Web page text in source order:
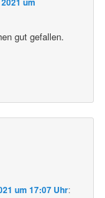
gut gefallen.
um 17:07 Uhr: